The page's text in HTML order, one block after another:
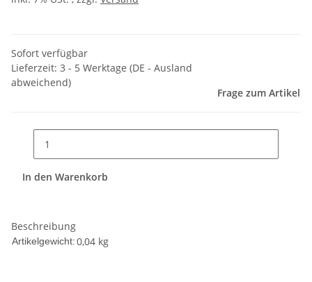
Sofort verfügbar
Lieferzeit: 3 - 5 Werktage (DE - Ausland
abweichend)
Frage zum Artikel
In den Warenkorb
Beschreibung
Artikelgewicht:0,04 kg